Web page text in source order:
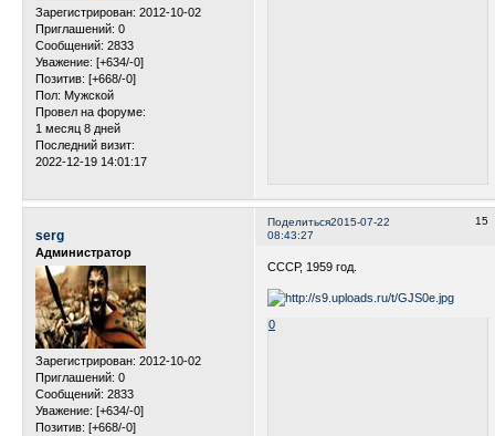
Зарегистрирован: 2012-10-02
Приглашений: 0
Сообщений: 2833
Уважение: [+634/-0]
Позитив: [+668/-0]
Пол: Мужской
Провел на форуме:
1 месяц 8 дней
Последний визит:
2022-12-19 14:01:17
Поделиться 15
2015-07-22
08:43:27
serg
Администратор
Зарегистрирован: 2012-10-02
Приглашений: 0
Сообщений: 2833
Уважение: [+634/-0]
Позитив: [+668/-0]
СССР, 1959 год.
0